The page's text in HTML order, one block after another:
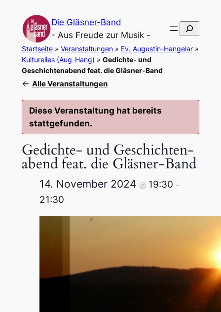
Die Gläsner-Band
- Aus Freude zur Musik -
Suchen
Startseite» Veranstaltungen» Ev. Augustin-Hangelar»
Kulturelles (Aug-Hang) » Gedichte- und
Geschichtenabend feat. die Gläsner-Band
← Alle Veranstaltungen
Diese Veranstaltung hat bereits
stattgefunden.
Gedich­te- und Geschich­ten­
abend feat. die Gläs­ner-Band
14. Novem­ber 2024 @ 19:30 –
21:30